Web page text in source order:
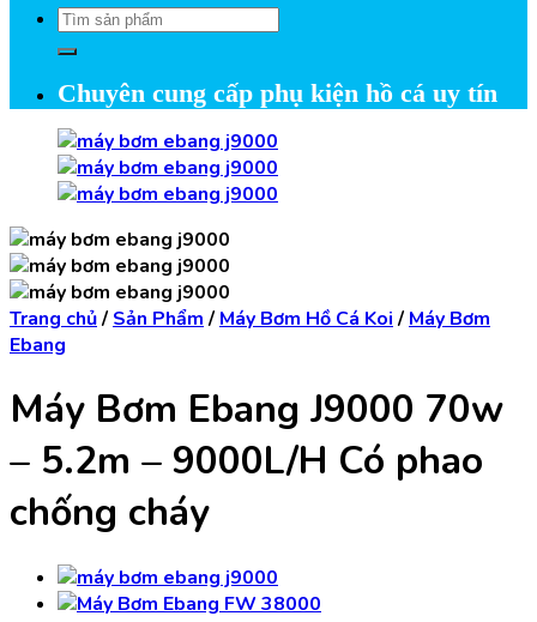
Tìm
kiếm:
Chuyên cung cấp phụ kiện hồ cá uy tín
Trang chủ/ Sản Phẩm / Máy Bơm Hồ Cá Koi / Máy Bơm
Ebang
Máy Bơm Ebang J9000 70w
– 5.2m – 9000L/H Có phao
chống cháy